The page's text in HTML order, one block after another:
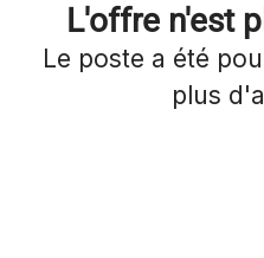
L'offre n'est
Le poste a été
plus